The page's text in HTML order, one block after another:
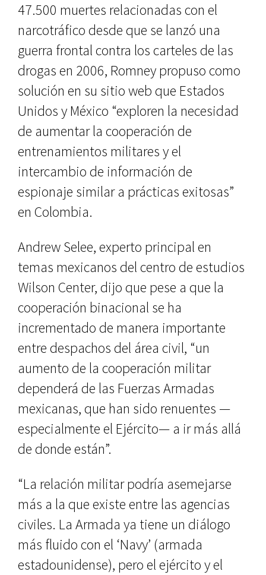
47.500 muertes relacionadas con el
narcotráfico desde que se lanzó una
guerra frontal contra los carteles de las
drogas en 2006, Romney propuso como
solución en su sitio web que Estados
Unidos y México “exploren la necesidad
de aumentar la cooperación de
entrenamientos militares y el
intercambio de información de
espionaje similar a prácticas exitosas”
en Colombia.
Andrew Selee, experto principal en
temas mexicanos del centro de estudios
Wilson Center, dijo que pese a que la
cooperación binacional se ha
incrementado de manera importante
entre despachos del área civil, “un
aumento de la cooperación militar
dependerá de las Fuerzas Armadas
mexicanas, que han sido renuentes —
especialmente el Ejército— a ir más allá
de donde están”.
“La relación militar podría asemejarse
más a la que existe entre las agencias
civiles. La Armada ya tiene un diálogo
más fluido con el ‘Navy’ (armada
estadounidense), pero el ejército y el